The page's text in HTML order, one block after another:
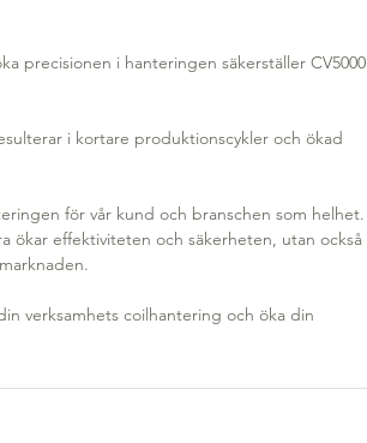
precisionen i hanteringen säkerställer CV5000
i kortare produktionscykler och ökad
för vår kund och branschen som helhet.
ökar effektiviteten och säkerheten, utan också
verksamhets coilhantering och öka din